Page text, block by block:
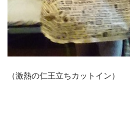
（激熱の仁王立ちカットイン）